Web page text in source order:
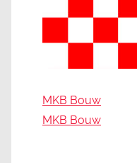
MKB Bouw
MKB Bouw